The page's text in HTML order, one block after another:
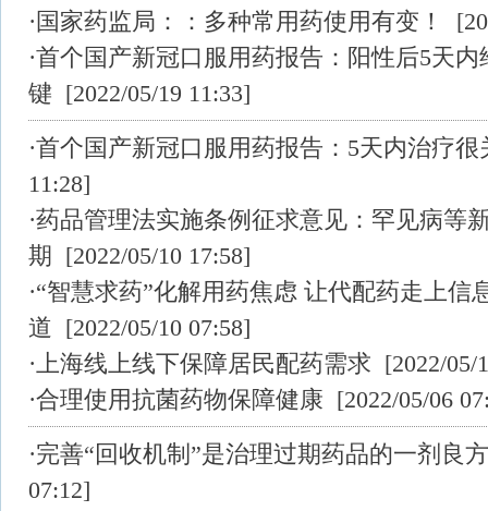
· 国家药监局：：多种常用药使用有变！
·首个国产新冠口服用药报告：阳性后5天内
键 [2022/05/19 11:33]
·首个国产新冠口服用药报告：5天内治疗很
11:28]
·药品管理法实施条例征求意见：罕见病等
期 [2022/05/10 17:58]
·“智慧求药”化解用药焦虑 让代配药走上信
道 [2022/05/10 07:58]
·上海线上线下保障居民配药需求 [2022/05/
·合理使用抗菌药物保障健康 [2022/05/06
·完善“回收机制”是治理过期药品的一剂良方
07:12]